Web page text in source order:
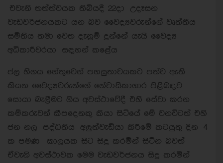
එවැනි තත්ත්වයක තිබියදී 22දා උදෑසන
වැඩවර්ජනයකට යන බව වෛද්‍යවරුන්ගේ වෘත්තීය
සමිතිය තමා වෙත දැනුම් දුන්නේ යැයි වෛද්‍ය
අධිකාරීවරයා සඳහන් කළේය
ජල හිගය හේතුවෙන් පහසුතාවයකට පත්ව ඇති
කියන වෛද්‍යවරුන්ගේ නේවාසිකාගාර පිළිබඳව
සොයා බැලීමට ගිය අවස්ථාවේදී එහි සේවා කරන
කම්කරුවන් කීපදෙනකු කියා සිටියේ මේ වනවිටත් එහි
ජන නල පද්ධතිය අලුත්වැඩියා කිරීමේ කටයුතු දින 4
ක පමණ කාලයක සිට සිදු කරමින් සිටින බවත්
ඒවැනි අවස්ථාවක මෙම වැඩවර්ජනය සිදු කරමින්